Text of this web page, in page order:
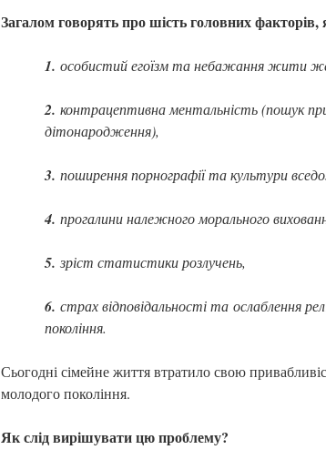
Загалом говорять про шість головних факторів,
1. особистий егоїзм та небажання жити
2. контрацептивна ментальність (пошук
дітонародження),
3. поширення порнографії та культури
4. прогалини належного морального
5. зріст статистики розлучень,
6. страх відповідальності та ослаблення
покоління.
Сьогодні сімейне життя втратило свою
молодого покоління.
Як слід вирішувати цю проблему?